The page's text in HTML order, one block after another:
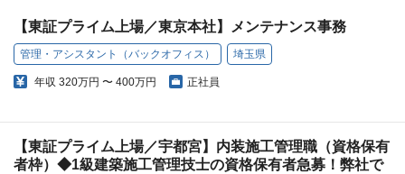
【東証プライム上場／東京本社】メンテナンス事務
管理・アシスタント（バックオフィス） 埼玉県
年収 320万円 〜 400万円 正社員
【東証プライム上場／宇都宮】内装施工管理職（資格保有
者枠）◆1級建築施工管理技士の資格保有者急募！弊社で